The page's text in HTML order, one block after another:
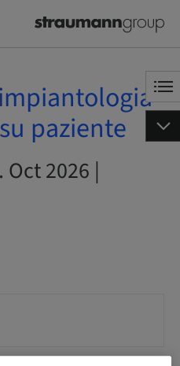
paziente
Oct 2026 |